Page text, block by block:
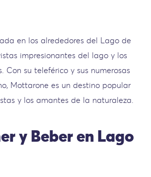
en los alrededores del Lago de
impresionantes del lago y los
Con su teleférico y sus numerosas
Mottarone es un destino popular
y los amantes de la naturaleza.
y Beber en Lago